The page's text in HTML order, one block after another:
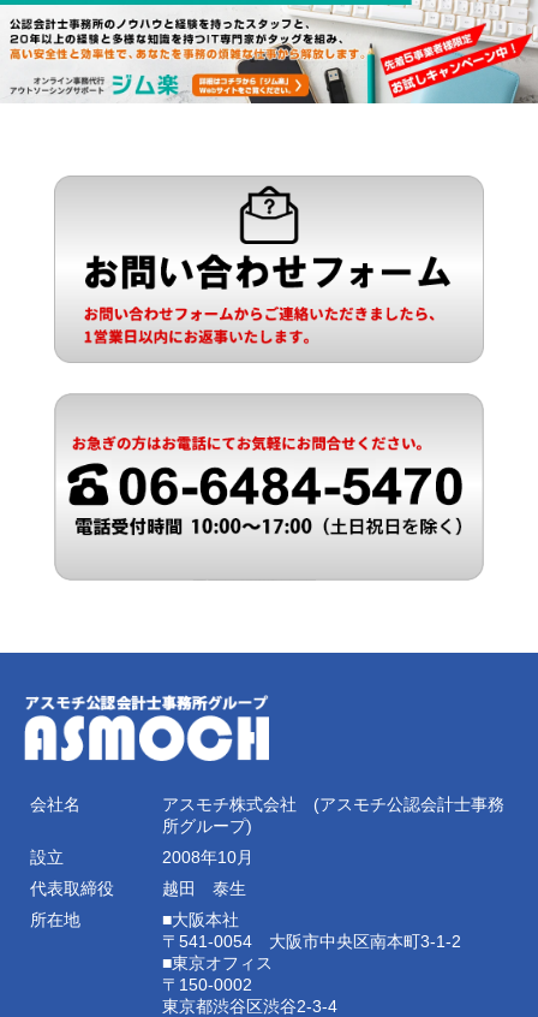
会社名
アスモチ株式会社 (アスモチ公認会計士事務
所グループ)
設立
2008年10月
代表取締役
越田 泰生
所在地
■大阪本社
〒541-0054 大阪市中央区南本町3-1-2
■東京オフィス
〒150-0002
東京都渋谷区渋谷2-3-4